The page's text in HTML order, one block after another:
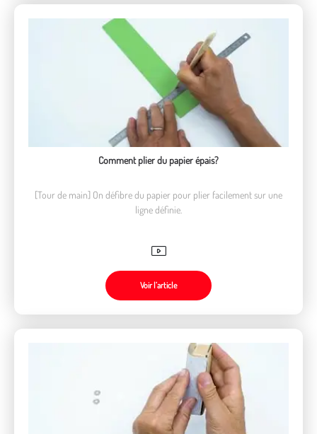
Comment plier du papier épais?
[Tour de main] On défibre du papier pour plier facilement sur une
ligne définie.
Voir l’article